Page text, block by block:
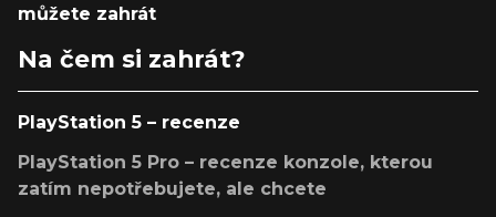
můžete zahrát
Na čem si zahrát?
PlayStation 5 – recenze
PlayStation 5 Pro – recenze konzole, kterou
zatím nepotřebujete, ale chcete